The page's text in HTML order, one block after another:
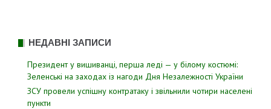
НЕДАВНІ ЗАПИСИ
Президент у вишиванці, перша леді — у білому костюмі:
Зеленські на заходах із нагоди Дня Незалежності України
ЗСУ пpовели уcпішну контратаку і звiльнили чотири наcелені
пyнкти